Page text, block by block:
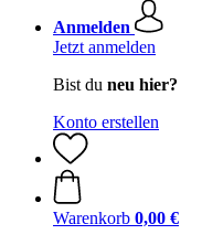
Anmelden
Jetzt anmelden
Bist du neu hier?
Konto erstellen
Warenkorb 0,00 €